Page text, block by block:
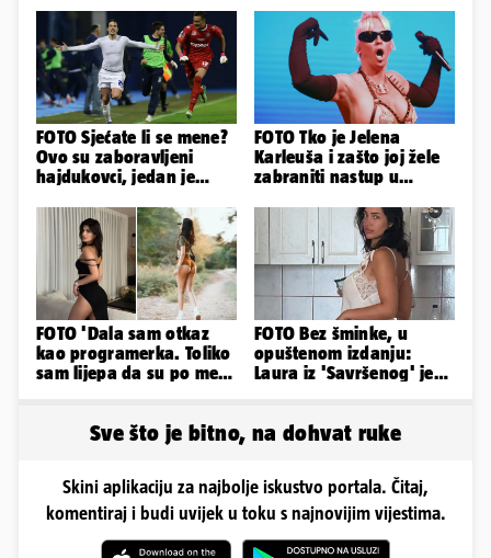
FOTO Sjećate li se mene?
Ovo su zaboravljeni
hajdukovci, jedan je
FOTO Tko je Jelena
Karleuša i zašto joj žele
zabraniti nastup u
FOTO 'Dala sam otkaz
kao programerka. Toliko
sam lijepa da su po meni
FOTO Bez šminke, u
opuštenom izdanju:
Laura iz 'Savršenog' je
Sve što je bitno, na dohvat ruke
Skini aplikaciju za najbolje iskustvo portala. Čitaj,
komentiraj i budi uvijek u toku s najnovijim vijestima.